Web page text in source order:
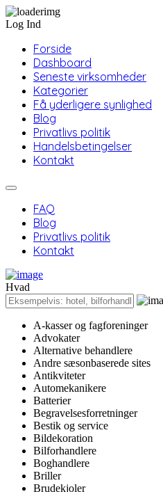
Log Ind
Forside
Dashboard
Seneste virksomheder
Kategorier
Få yderligere synlighed
Blog
Privatlivs politik
Handelsbetingelser
Kontakt
FAQ
Blog
Privatlivs politik
Kontakt
Hvad
A-kasser og fagforeninger
Advokater
Alternative behandlere
Andre sæsonbaserede sites
Antikviteter
Automekanikere
Batterier
Begravelsesforretninger
Bestik og service
Bildekoration
Bilforhandlere
Boghandlere
Briller
Brudekjoler